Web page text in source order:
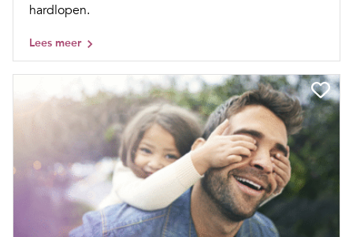
hardlopen.
Lees meer